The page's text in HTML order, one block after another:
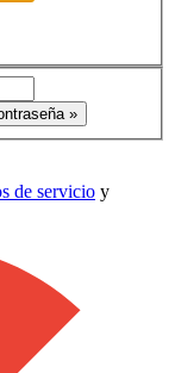
»
de servicio y